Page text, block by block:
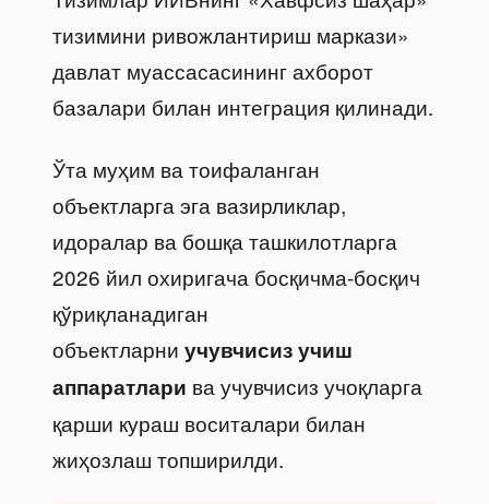
тизимини ривожлантириш маркази»
давлат муассасасининг ахборот
базалари билан интеграция қилинади.
Ўта муҳим ва тоифаланган
объектларга эга вазирликлар,
идоралар ва бошқа ташкилотларга
2026 йил охиригача босқичма-босқич
қўриқланадиган
объектларни учувчисиз учиш
аппаратлари ва учувчисиз учоқларга
қарши кураш воситалари билан
жиҳозлаш топширилди.